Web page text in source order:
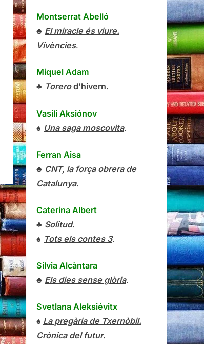
Montserrat Abelló
♣ El miracle és viure.
Vivències.
Miquel Adam
♣ Torerod’hivern.
Vasili Aksiónov
♠ Una saga moscovita.
Ferran Aisa
♣ CNT, la força obrera de
Catalunya.
Caterina Albert
♣ Solitud.
♠ Tots els contes 3.
Sílvia Alcàntara
♣ Els dies sense glòria.
Svetlana Aleksiévitx
♠ La pregària de Txernòbil.
Crònica del futur.